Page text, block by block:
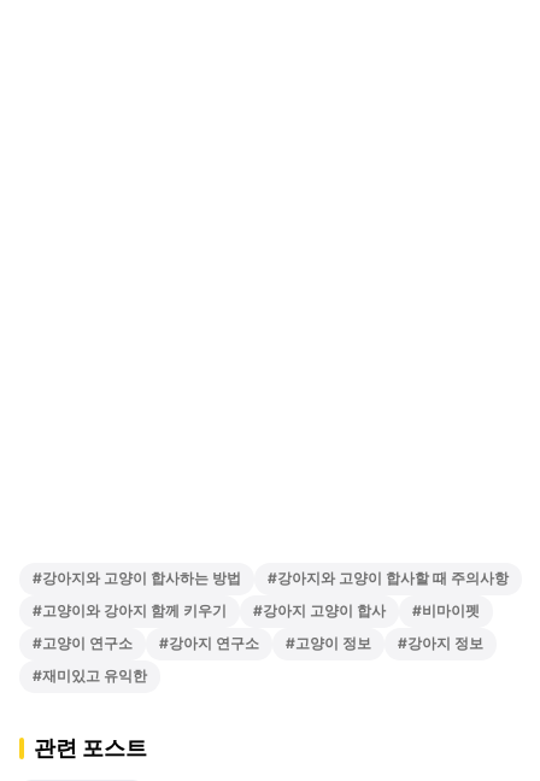
#강아지와 고양이 합사하는 방법 #강아지와 고양이 합사할 때 주의사항
#고양이와 강아지 함께 키우기 #강아지 고양이 합사 #비마이펫
#고양이 연구소 #강아지 연구소 #고양이 정보 #강아지 정보
#재미있고 유익한
관련 포스트